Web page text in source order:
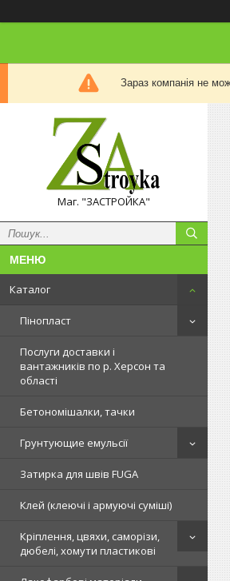
Зараз компанія не
Маг. "ЗАСТРОЙКА"
Каталог
Пінопласт
Послуги доставки і
вантажників по р. Херсон та
області
Бетономішалки, тачки
Грунтующие емульсії
Затирка для швів FUGA
Клей (клеючі і армуючі суміші)
Кріплення, цвяхи, саморізи,
дюбелі, хомути пластикові